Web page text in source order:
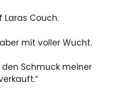
Couch.
mit voller Wucht.
den Schmuck meiner